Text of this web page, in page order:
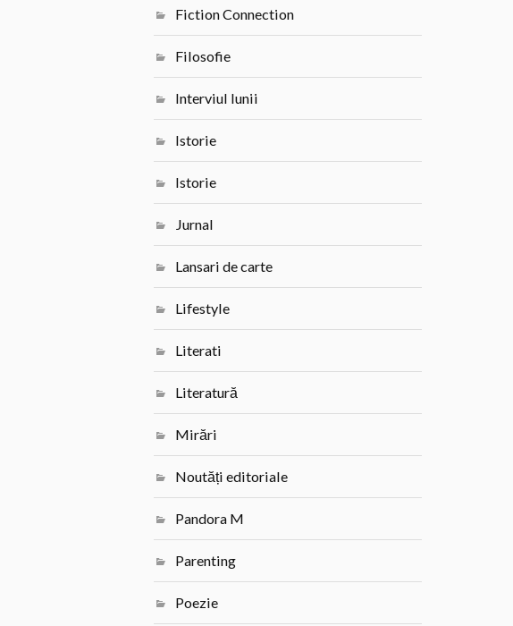
Fiction Connection
Filosofie
Interviul lunii
Istorie
Istorie
Jurnal
Lansari de carte
Lifestyle
Literati
Literatură
Mirări
Noutăți editoriale
Pandora M
Parenting
Poezie